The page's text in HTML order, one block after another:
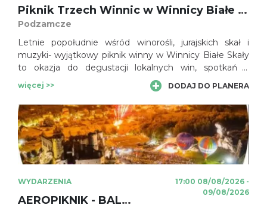
Piknik Trzech Winnic w Winnicy Białe Skały przy Hotelu Poziom 511
Podzamcze
Letnie popołudnie wśród winorośli, jurajskich skał i
muzyki- wyjątkowy piknik winny w Winnicy Białe Skały
to okazja do degustacji lokalnych win, spotkań z
winiarzami i relaksu w niezwykłej scenerii Jury.
więcej >> DODAJ DO PLANERA
WYDARZENIA
17:00 08/08/2026 -
09/08/2026
AEROPIKNIK - BALONIADA na Zamku Ogrodzieniec